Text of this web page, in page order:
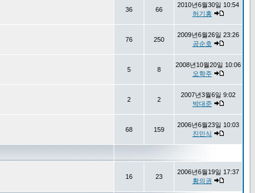
36 66
2010년6월30일 10:54
허기홍
76 250
2009년6월26일 23:26
공순호
5 8
2008년10월20일 10:06
오학주
2 2
2007년3월6일 9:02
박대준
68 159
2006년6월23일 10:03
진민식
16 23
2006년6월19일 17:37
황의권